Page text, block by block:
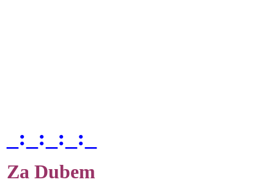
_:_:_:_:_
Za Dubem